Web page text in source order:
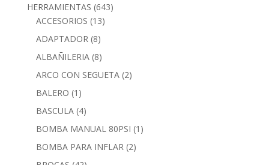
HERRAMIENTAS (643)
ACCESORIOS (13)
ADAPTADOR (8)
ALBAÑILERIA (8)
ARCO CON SEGUETA (2)
BALERO (1)
BASCULA (4)
BOMBA MANUAL 80PSI (1)
BOMBA PARA INFLAR (2)